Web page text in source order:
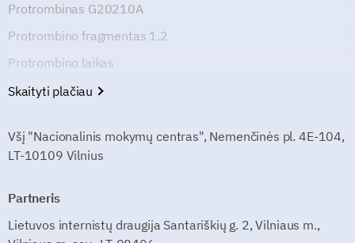
Protrombinas G20210A
Protrombino fragmentas 1.2
Protrombino laikas
Skaityti plačiau
Všį "Nacionalinis mokymų centras", Nemenčinės pl. 4E-104,
LT-10109 Vilnius
Partneris
Lietuvos internistų draugija Santariškių g. 2, Vilniaus m.,